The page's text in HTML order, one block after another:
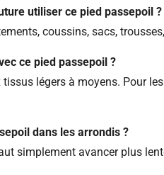
utiliser ce pied passepoil ?
coussins, sacs,
ce pied passepoil ?
tissus légers à moyens. Pour
dans les arrondis ?
simplement avancer plus